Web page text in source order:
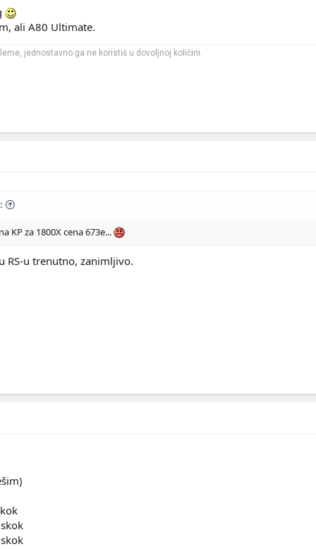
ali A80 Ultimate.
jednostavno ga ne koristiš u dovoljnoj količini.
KP za 1800X cena 673e...
RS-u trenutno, zanimljivo.